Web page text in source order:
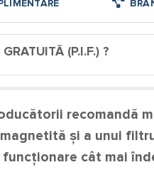
(P.I.F.) ?
recomandă
magnetită și a unui
funcţionare cât mai